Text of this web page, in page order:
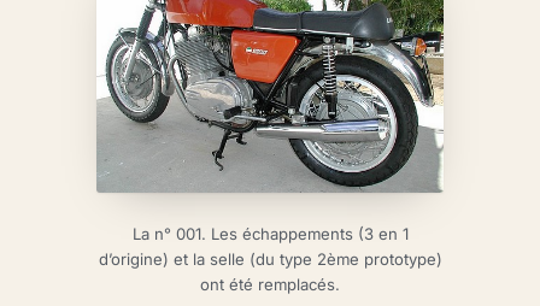
La n° 001. Les échappements (3 en 1
d’origine) et la selle (du type 2ème prototype)
ont été remplacés.